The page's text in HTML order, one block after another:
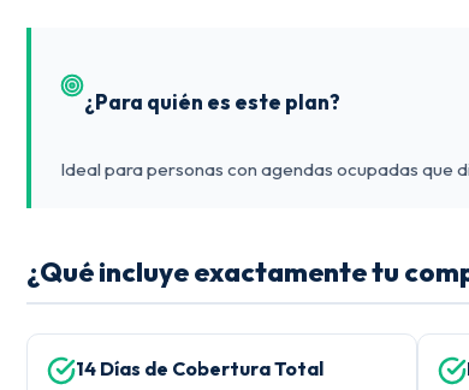
¿Para quién es este plan?
Ideal para personas con agendas ocupadas que
¿Qué incluye exactamente tu
14 Días de Cobertura Total